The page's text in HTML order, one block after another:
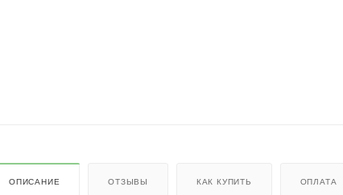
ОПИСАНИЕ ОТЗЫВЫ КАК КУПИТЬ ОПЛАТА